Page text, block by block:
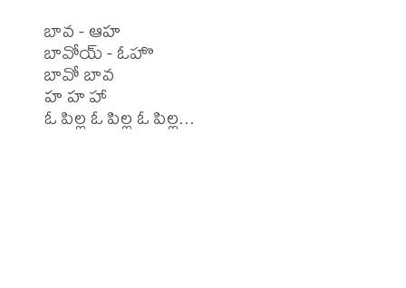
బావ - ఆహ
బావోయ్ - ఓహొ
బావో బావ
హ హ హా
ఓ పిల్ల ఓ పిల్ల ఓ పిల్ల...